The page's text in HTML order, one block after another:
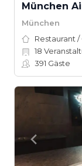
München
München
Restaurant /
18
391 Gäste